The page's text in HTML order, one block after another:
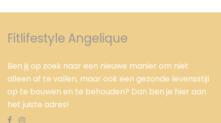
Fitlifestyle Angelique
Ben jij op zoek naar een nieuwe manier om niet
alleen af te vallen, maar ook een gezonde levensstijl
op te bouwen en te behouden? Dan ben je hier aan
het juiste adres!